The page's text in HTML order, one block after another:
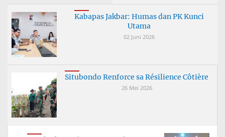
Kabapas Jakbar: Humas dan PK Kunci
Utama
02 Juni 2026
Situbondo Renforce sa Résilience Côtière
26 Mei 2026